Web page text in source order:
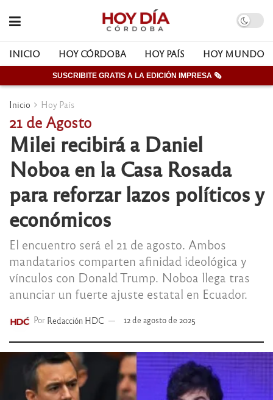
INICIO HOY CÓRDOBA HOY PAÍS HOY MUNDO
SUSCRIBITE GRATIS A LA EDICIÓN IMPRESA 🗞
Inicio Hoy País
21 de Agosto
Milei recibirá a Daniel
Noboa en la Casa Rosada
para reforzar lazos políticos y
económicos
El encuentro será el 21 de agosto. Ambos
mandatarios comparten afinidad ideológica y
vínculos con Donald Trump. Noboa llega tras
anunciar un fuerte ajuste estatal en Ecuador.
Por Redacción HDC 12 de agosto de 2025